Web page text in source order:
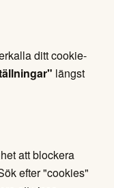
ditt cookie-
längst
att blockera
efter "cookies"